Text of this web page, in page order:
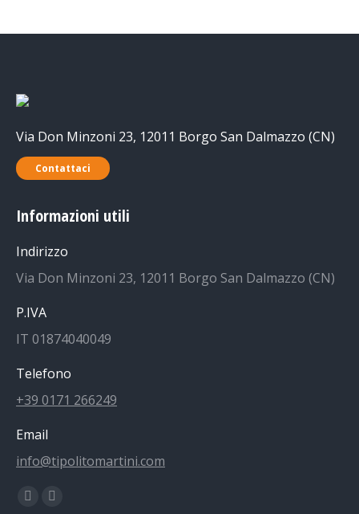
Via Don Minzoni 23, 12011 Borgo San Dalmazzo (CN)
Contattaci
Informazioni utili
Indirizzo
Via Don Minzoni 23, 12011 Borgo San Dalmazzo (CN)
P.IVA
IT 01874040049
Telefono
+39 0171 266249
Email
info@tipolitomartini.com
Find us on:
FacebookInstagram